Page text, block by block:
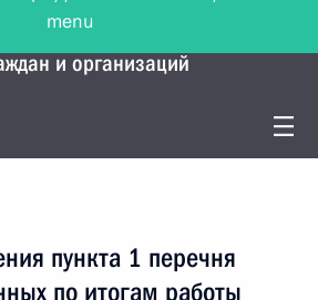
по работе с
и организаций
пункта 1 перечня
по итогам работы
menu